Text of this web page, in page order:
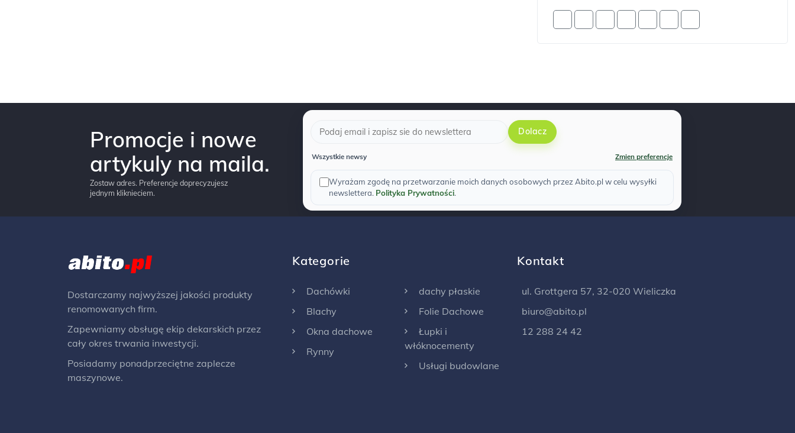
Promocje i nowe
artykuly na maila.
Zostaw adres. Preferencje doprecyzujesz
jednym kliknieciem.
Dolacz
Wszystkie newsy Zmien preferencje
Wyrażam zgodę na przetwarzanie moich danych osobowych przez Abito.pl w celu wysyłki
newslettera. Polityka Prywatności.
Dostarczamy najwyższej jakości produkty
renomowanych firm.
Zapewniamy obsługę ekip dekarskich przez
cały okres trwania inwestycji.
Posiadamy ponadprzeciętne zaplecze
maszynowe.
Kategorie
Dachówki
Blachy
Okna dachowe
Rynny
dachy płaskie
Folie Dachowe
Łupki i
włóknocementy
Usługi budowlane
Kontakt
ul. Grottgera 57, 32-020 Wieliczka
biuro@abito.pl
12 288 24 42